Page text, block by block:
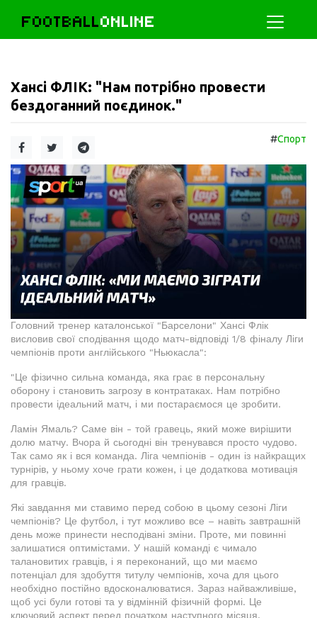
FOOTBALLONLINE
Хансі ФЛІК: "Нам потрібно провести
бездоганний поєдинок."
#Спорт
Головний тренер каталонської "Барселони" Хансі Флік
висловив свої сподівання щодо матч-відповіді 1/8 фіналу Ліги
чемпіонів проти англійського "Ньюкасла":
"Це фізично сильна команда, яка грає в персональну
оборону і становить загрозу в контратаках. Нам потрібно
провести ідеальний матч, і ми постараємося це зробити.
Ламін Ямаль? Саме він - той гравець, який може вирішити
долю матчу. Вчора й сьогодні він тренувався просто чудово.
Так само як і вся команда. Ліга чемпіонів - один із найкращих
турнірів, у ньому хоче грати кожен, і це додаткова мотивація
для гравців.
Які завдання ми ставимо перед собою в цьому сезоні Ліги
чемпіонів? Це футбол, і тут можливо все – навіть завтрашній
день може принести несподівані зміни. Проте, ми повинні
залишатися оптимістами. У нашій команді є чимало
талановитих гравців, і я переконаний, що ми маємо
потенціал для здобуття титулу чемпіонів, хоча для цього
необхідно постійно вдосконалюватися. Зараз найважливіше,
щоб усі були готові та у відмінній фізичній формі. Це
ключовий аспект перед початком наступного місяця.